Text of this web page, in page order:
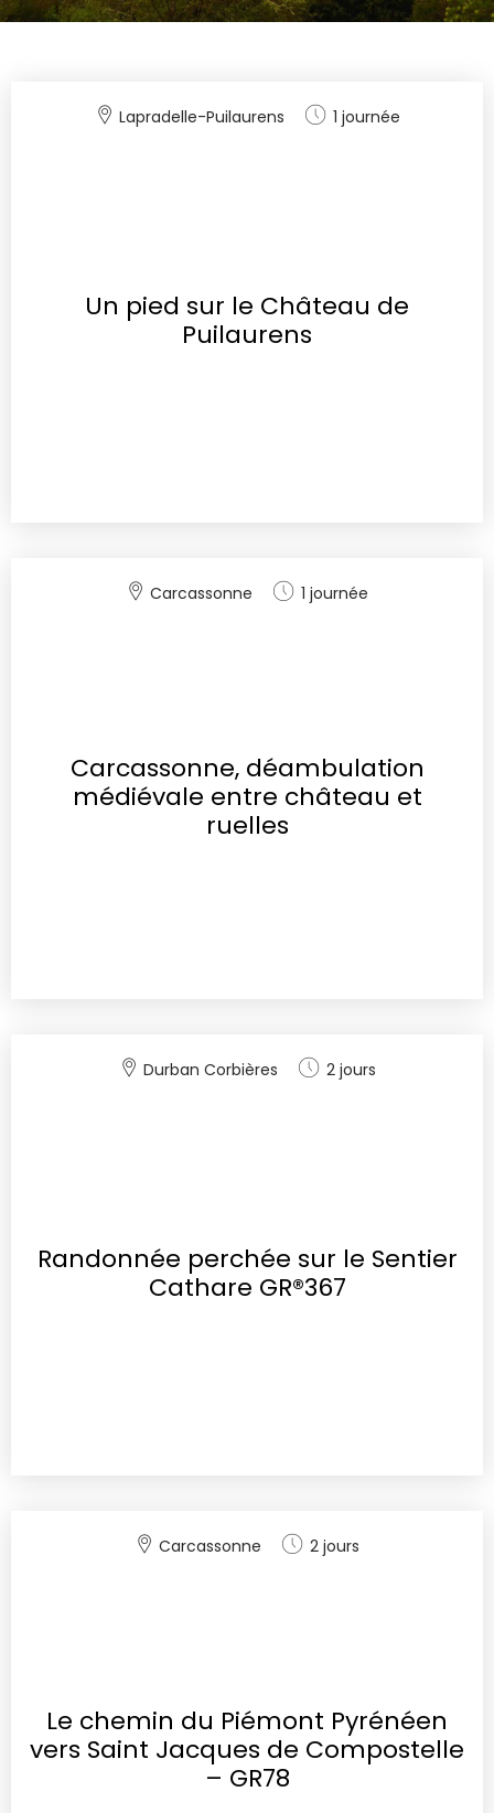
Lapradelle-Puilaurens 1 journée
Un pied sur le Château de
Puilaurens
Carcassonne 1 journée
Carcassonne, déambulation
médiévale entre château et
ruelles
Durban Corbières 2 jours
Randonnée perchée sur le Sentier
Cathare GR®367
Carcassonne 2 jours
Le chemin du Piémont Pyrénéen
vers Saint Jacques de Compostelle
– GR78